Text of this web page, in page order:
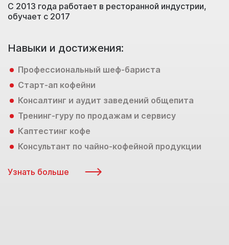
С 2013 года работает в ресторанной индустрии,
обучает с 2017
Навыки и достижения:
Профессиональный шеф-бариста
Старт-ап кофейни
Консалтинг и аудит заведений общепита
Тренинг-гуру по продажам и сервису
Каптестинг кофе
Консультант по чайно-кофейной продукции
Узнать больше